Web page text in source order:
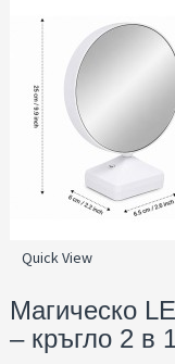
Quick View
Магическо
– кръгло 2 в